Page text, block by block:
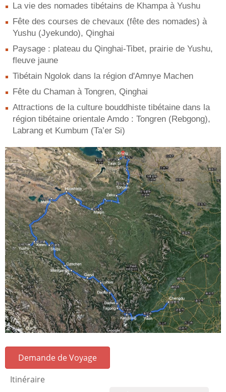
La vie des nomades tibétains de Khampa à Yushu
Fête des courses de chevaux (fête des nomades) à
Yushu (Jyekundo), Qinghai
Paysage : plateau du Qinghai-Tibet, prairie de Yushu,
fleuve jaune
Tibétain Ngolok dans la région d'Amnye Machen
Fête du Chaman à Tongren, Qinghai
Attractions de la culture bouddhiste tibétaine dans la
région tibétaine orientale Amdo : Tongren (Rebgong),
Labrang et Kumbum (Ta’er Si)
Demande de Voyage
Itinéraire